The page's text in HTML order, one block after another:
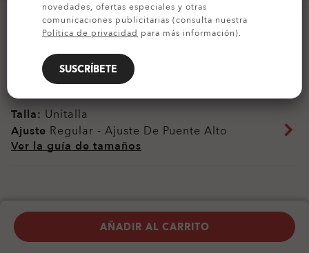
AÑADIR AL CARRITO
Colores (8) Armazón Olive Ink
Talla: Unitalla
Ajuste Regular - Ajuste De Puente Alto
Ver la guía de tamaños
novedades, ofertas especiales y otras
comunicaciones publicitarias (consulta nuestra
Política de privacidad para más información).
SUSCRÍBETE